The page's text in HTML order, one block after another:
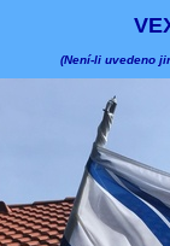
(Není-li uvedeno